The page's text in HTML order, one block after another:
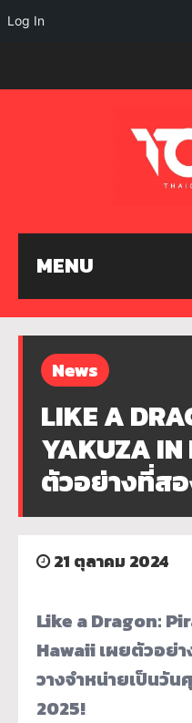
MENU
News
LIKE A
YAKUZA
ตัวอย่างที่ส
21 ตุลาคม 2024
Like a Dragon:
Hawaii เผยตัวอย่
วางจำหน่ายเป็นวั
2025!
Log In